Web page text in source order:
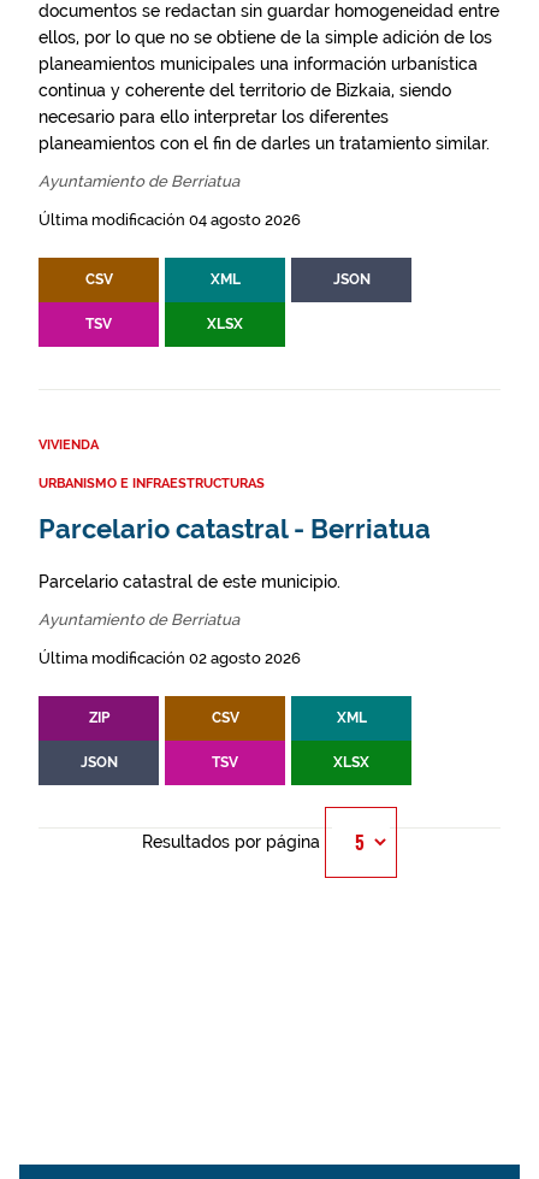
documentos se redactan sin guardar homogeneidad entre
ellos, por lo que no se obtiene de la simple adición de los
planeamientos municipales una información urbanística
continua y coherente del territorio de Bizkaia, siendo
necesario para ello interpretar los diferentes
planeamientos con el fin de darles un tratamiento similar.
Ayuntamiento de Berriatua
Última modificación 04 agosto 2026
CSV XML JSON
TSV XLSX
VIVIENDA
URBANISMO E INFRAESTRUCTURAS
Parcelario catastral - Berriatua
Parcelario catastral de este municipio.
Ayuntamiento de Berriatua
Última modificación 02 agosto 2026
ZIP CSV XML
JSON TSV XLSX
Resultados por página